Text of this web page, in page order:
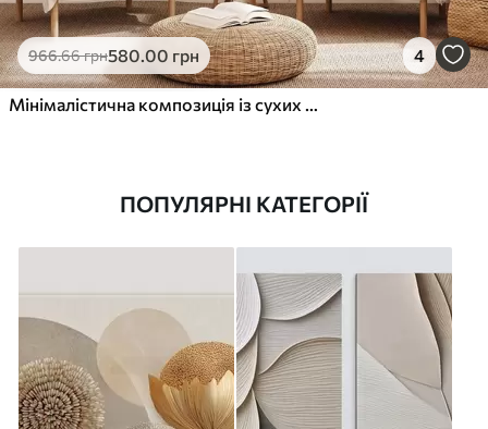
966.66грн580.00 грн 4
Мінімалістична композиція із сухих квітів та трави пампаси на фактурному тлі
ПОПУЛЯРНІ КАТЕГОРІЇ